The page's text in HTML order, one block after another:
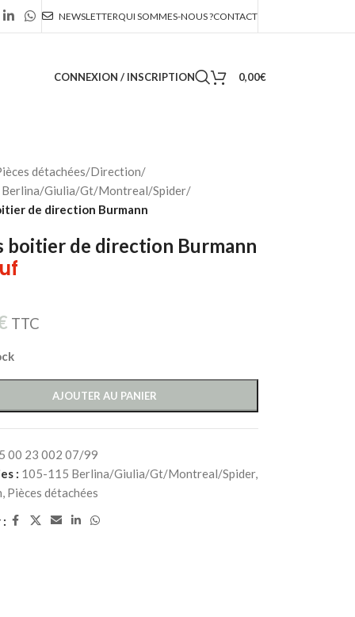
NEWSLETTERQUI SOMMES-NOUS ?CONTACT
CONNEXION / INSCRIPTION 0,00€
détachées/Direction/
Giulia/Gt/Montreal/Spider/
de direction Burmann
boitier de direction Burmann
TTC
AJOUTER AU PANIER
00 23 002 07/99
: 105-115 Berlina/Giulia/Gt/Montreal/Spider,
, Pièces détachées